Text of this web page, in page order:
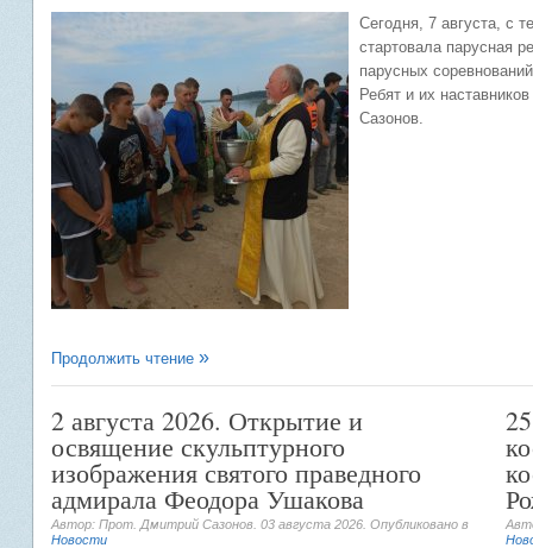
Сегодня, 7 августа, с
стартовала парусная
парусных
Ребят и их
Сазонов.
Продолжить чтение
2 августа 2026. Открытие и
освящение скульптурного
изображения святого праведного
адмирала Феодора Ушакова
Автор: Прот. Дмитрий Сазонов. 03 августа 2026 . Опубликовано в
Новости